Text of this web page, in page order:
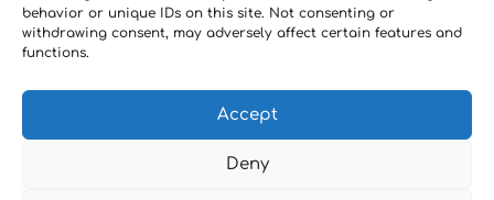
behavior or unique IDs on this site. Not consenting or
withdrawing consent, may adversely affect certain features and
functions.
Accept
Deny
Laugardagar frá kl. 11:00-15:00